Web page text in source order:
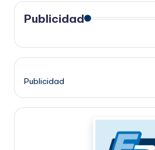
Publicidad
Publicidad